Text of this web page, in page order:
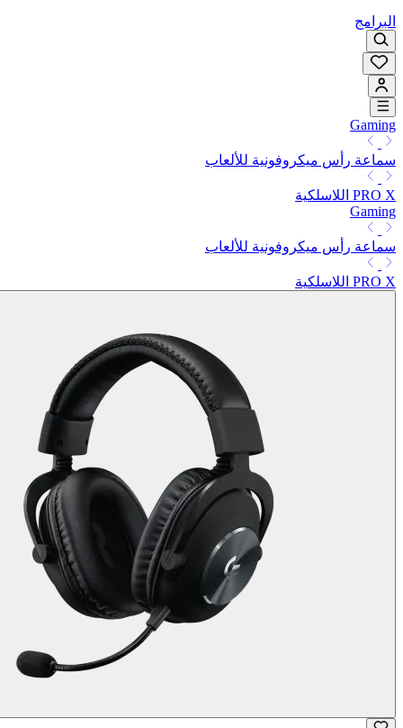
البرامج
Gaming
سماعة رأس ميكروفونية للألعاب
PRO X اللاسلكية
Gaming
سماعة رأس ميكروفونية للألعاب
PRO X اللاسلكية